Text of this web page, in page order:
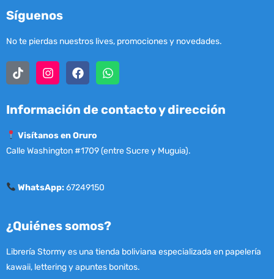
Síguenos
No te pierdas nuestros lives, promociones y novedades.
Información de contacto y dirección
Visítanos en Oruro
Calle Washington #1709 (entre Sucre y Muguia).
WhatsApp:67249150
¿Quiénes somos?
Librería Stormy es una tienda boliviana especializada en papelería
kawaii, lettering y apuntes bonitos.